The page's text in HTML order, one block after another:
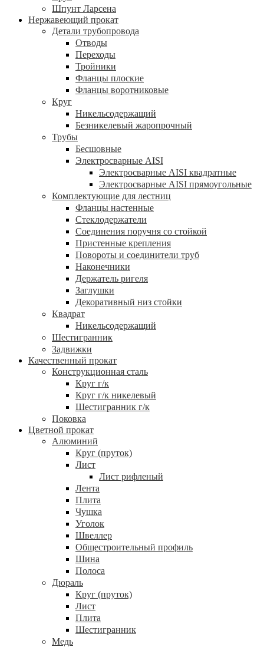
Шпунт Ларсена
Нержавеющий прокат
Детали трубопровода
Отводы
Переходы
Тройники
Фланцы плоские
Фланцы воротниковые
Круг
Никельсодержащий
Безникелевый жаропрочный
Трубы
Бесшовные
Электросварные AISI
Электросварные AISI квадратные
Электросварные AISI прямоугольные
Комплектующие для лестниц
Фланцы настенные
Стеклодержатели
Соединения поручня со стойкой
Пристенные крепления
Повороты и соединители труб
Наконечники
Держатель ригеля
Заглушки
Декоративный низ стойки
Квадрат
Никельсодержащий
Шестигранник
Задвижки
Качественный прокат
Конструкционная сталь
Круг г/к
Круг г/к никелевый
Шестигранник г/к
Поковка
Цветной прокат
Алюминий
Круг (пруток)
Лист
Лист рифленый
Лента
Плита
Чушка
Уголок
Швеллер
Общестроительный профиль
Шина
Полоса
Дюраль
Круг (пруток)
Лист
Плита
Шестигранник
Медь